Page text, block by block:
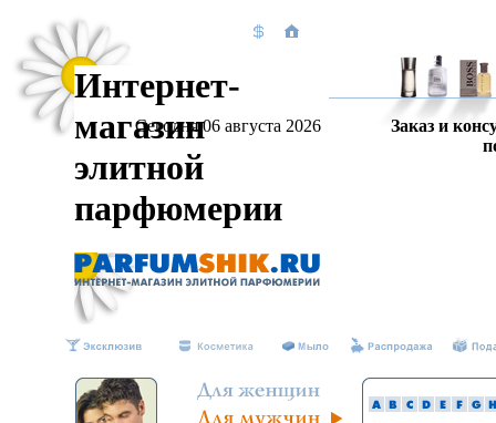
Интернет-
магазин
элитной
парфюмерии
Сегодня 06 августа 2026
Заказ и